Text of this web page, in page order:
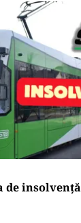
de